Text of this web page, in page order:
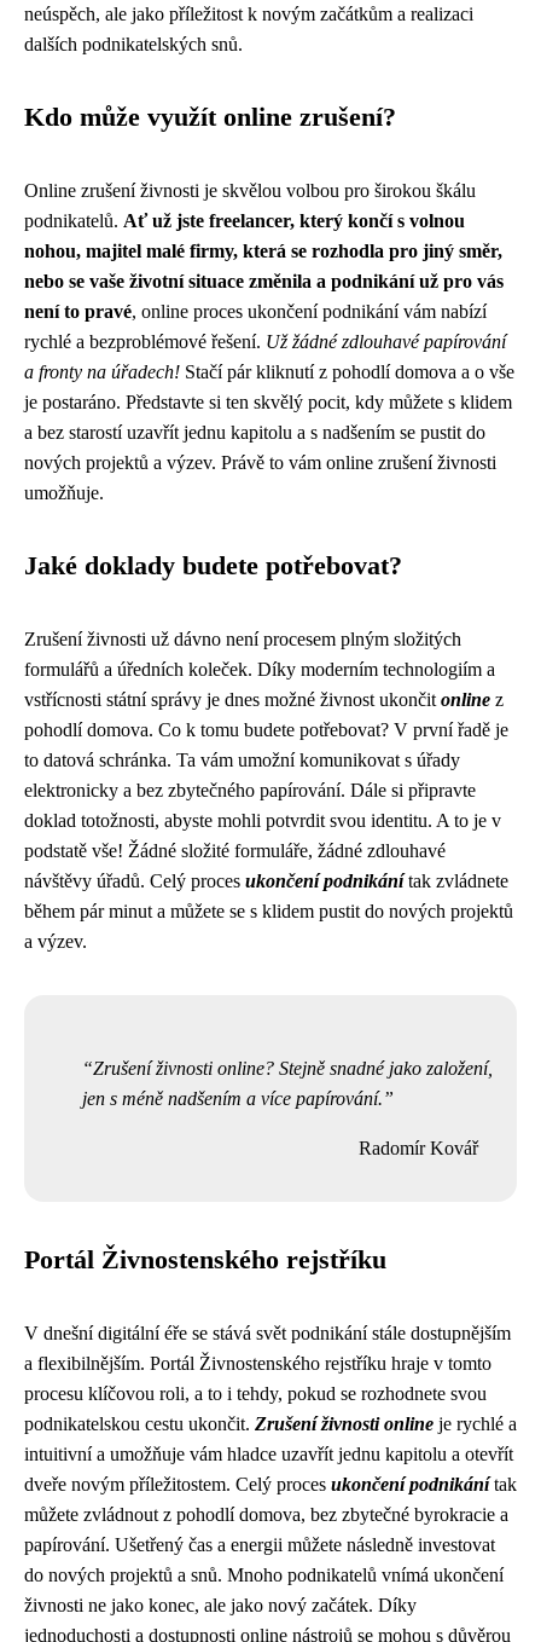
neúspěch, ale jako příležitost k novým začátkům a realizaci
dalších podnikatelských snů.
Kdo může využít online zrušení?
Online zrušení živnosti je skvělou volbou pro širokou škálu
podnikatelů. Ať už jste freelancer, který končí s volnou
nohou, majitel malé firmy, která se rozhodla pro jiný směr,
nebo se vaše životní situace změnila a podnikání už pro vás
není to pravé, online proces ukončení podnikání vám nabízí
rychlé a bezproblémové řešení. Už žádné zdlouhavé papírování
a fronty na úřadech! Stačí pár kliknutí z pohodlí domova a o vše
je postaráno. Představte si ten skvělý pocit, kdy můžete s klidem
a bez starostí uzavřít jednu kapitolu a s nadšením se pustit do
nových projektů a výzev. Právě to vám online zrušení živnosti
umožňuje.
Jaké doklady budete potřebovat?
Zrušení živnosti už dávno není procesem plným složitých
formulářů a úředních koleček. Díky moderním technologiím a
vstřícnosti státní správy je dnes možné živnost ukončit online z
pohodlí domova. Co k tomu budete potřebovat? V první řadě je
to datová schránka. Ta vám umožní komunikovat s úřady
elektronicky a bez zbytečného papírování. Dále si připravte
doklad totožnosti, abyste mohli potvrdit svou identitu. A to je v
podstatě vše! Žádné složité formuláře, žádné zdlouhavé
návštěvy úřadů. Celý proces ukončení podnikánítak zvládnete
během pár minut a můžete se s klidem pustit do nových projektů
a výzev.
Zrušení živnosti online? Stejně snadné jako založení,
jen s méně nadšením a více papírování.
Radomír Kovář
Portál Živnostenského rejstříku
V dnešní digitální éře se stává svět podnikání stále dostupnějším
a flexibilnějším. Portál Živnostenského rejstříku hraje v tomto
procesu klíčovou roli, a to i tehdy, pokud se rozhodnete svou
podnikatelskou cestu ukončit. Zrušení živnosti online je rychlé a
intuitivní a umožňuje vám hladce uzavřít jednu kapitolu a otevřít
dveře novým příležitostem. Celý proces ukončení podnikánítak
můžete zvládnout z pohodlí domova, bez zbytečné byrokracie a
papírování. Ušetřený čas a energii můžete následně investovat
do nových projektů a snů. Mnoho podnikatelů vnímá ukončení
živnosti ne jako konec, ale jako nový začátek. Díky
jednoduchosti a dostupnosti online nástrojů se mohou s důvěrou